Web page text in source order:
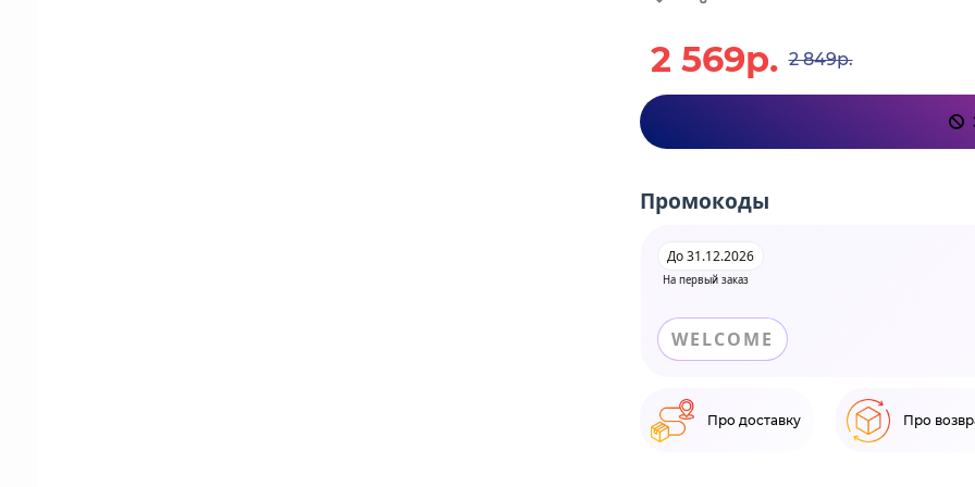
2 569р. 2 849р.
Промокоды
На первый заказ
До 31.12.2026
WELCOME
Про доставку Про